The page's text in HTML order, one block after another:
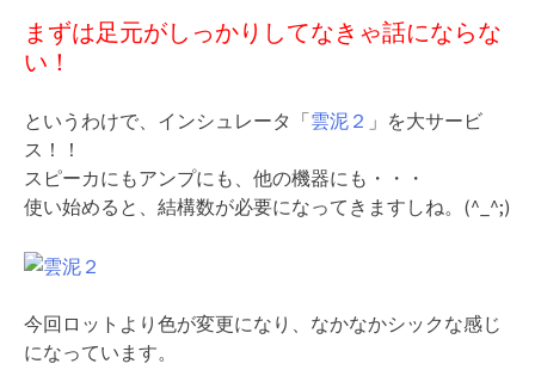
まずは足元がしっかりしてなきゃ話にならな
い！
というわけで、インシュレータ「雲泥２ 」を大サービ
ス！！
スピーカにもアンプにも、他の機器にも・・・
使い始めると、結構数が必要になってきますしね。(^_^;)
今回ロットより色が変更になり、なかなかシックな感じ
になっています。